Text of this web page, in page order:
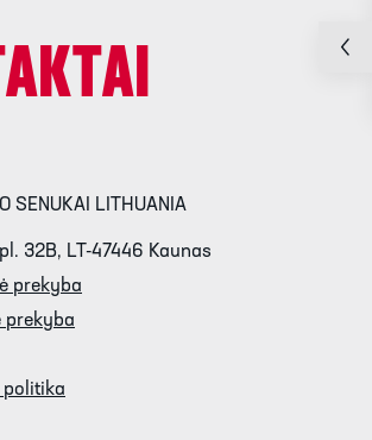
SENUKAI LITHUANIA
32B, LT-47446 Kaunas
prekyba
prekyba
politika